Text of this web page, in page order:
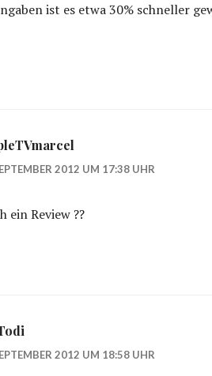
ist es etwa 30% schneller
2012 UM 17:38 UHR
ein Review ??
2012 UM 18:58 UHR